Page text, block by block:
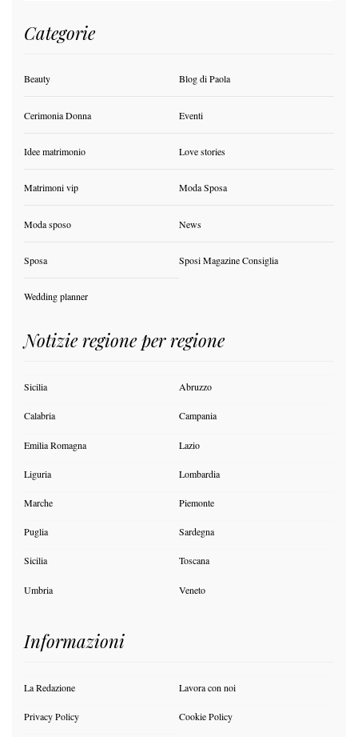
Categorie
Beauty Blog di Paola
Cerimonia Donna Eventi
Idee matrimonio Love stories
Matrimoni vip Moda Sposa
Moda sposo News
Sposa Sposi Magazine Consiglia
Wedding planner
Notizie regione per regione
Sicilia Abruzzo
Calabria Campania
Emilia Romagna Lazio
Liguria Lombardia
Marche Piemonte
Puglia Sardegna
Sicilia Toscana
Umbria Veneto
Informazioni
La Redazione Lavora con noi
Privacy Policy Cookie Policy